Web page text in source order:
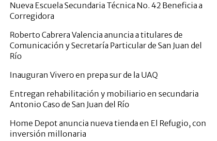
Nueva Escuela Secundaria Técnica No. 42 Beneficia a
Corregidora
Roberto Cabrera Valencia anuncia a titulares de
Comunicación y Secretaría Particular de San Juan del
Río
Inauguran Vivero en prepa sur de la UAQ
Entregan rehabilitación y mobiliario en secundaria
Antonio Caso de San Juan del Río
Home Depot anuncia nueva tienda en El Refugio, con
inversión millonaria